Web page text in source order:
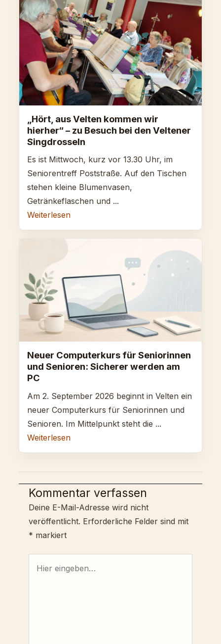
„Hört, aus Velten kommen wir
hierher“ – zu Besuch bei den Veltener
Singdrosseln
Es ist Mittwoch, kurz vor 13.30 Uhr, im
Seniorentreff Poststraße. Auf den Tischen
stehen kleine Blumenvasen,
Getränkeflaschen und ...
Weiterlesen
Neuer Computerkurs für Seniorinnen
und Senioren: Sicherer werden am
PC
Am 2. September 2026 beginnt in Velten ein
neuer Computerkurs für Seniorinnen und
Senioren. Im Mittelpunkt steht die ...
Weiterlesen
Kommentar verfassen
Deine E-Mail-Adresse wird nicht
veröffentlicht. Erforderliche Felder sind mit
* markiert
eingeben…